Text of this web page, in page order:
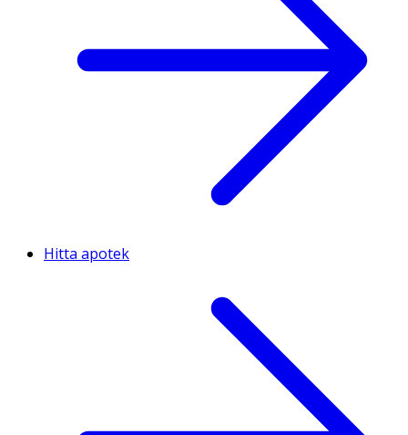
Hitta apotek